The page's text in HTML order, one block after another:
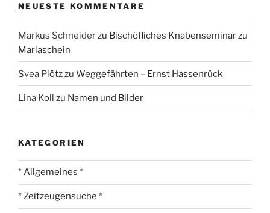
NEUESTE KOMMENTARE
Markus Schneiderzu Bischöfliches Knabenseminar zu
Mariaschein
Svea Plötzzu Weggefährten – Ernst Hassenrück
Lina Koll zu Namen und Bilder
KATEGORIEN
* Allgemeines *
* Zeitzeugensuche *